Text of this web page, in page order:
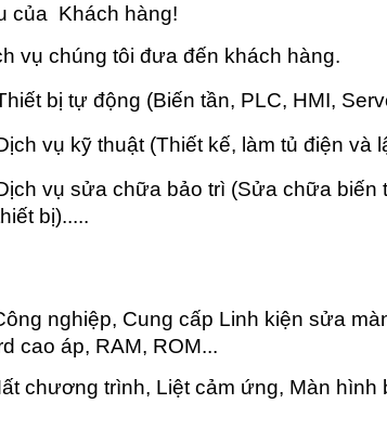
của Khách hàng!
vụ chúng tôi đưa đến khách hàng.
bị tự động (Biến tần, PLC, HMI,
vụ kỹ thuật (Thiết kế, làm tủ điện và
vụ sửa chữa bảo trì (Sửa chữa biến
bị).....
nghiệp, Cung cấp Linh kiện sửa
cao áp, RAM, ROM...
chương trình, Liệt cảm ứng, Màn hình